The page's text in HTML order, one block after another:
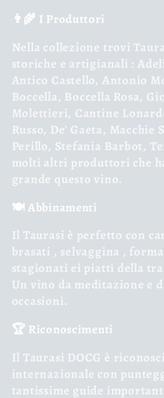
👨🌾 I Produttori
Nella collezione trovi
storiche e artigianali :
Antico Castello, Antonio
Boccella, Boccella Rosa,
Molettieri, Cantine
Russo, De' Gaeta, Macchie
Perillo, Stefania Barbot,
molti altri produttori che
grande questo vino.
🍽️ Abbinamenti
Il Taurasi è perfetto con
brasati , selvaggina ,
stagionati ei piatti della
Un vino da meditazione e
occasioni.
🏆 Riconoscimenti
Il Taurasi DOCG è
internazionale con
tantissime guide